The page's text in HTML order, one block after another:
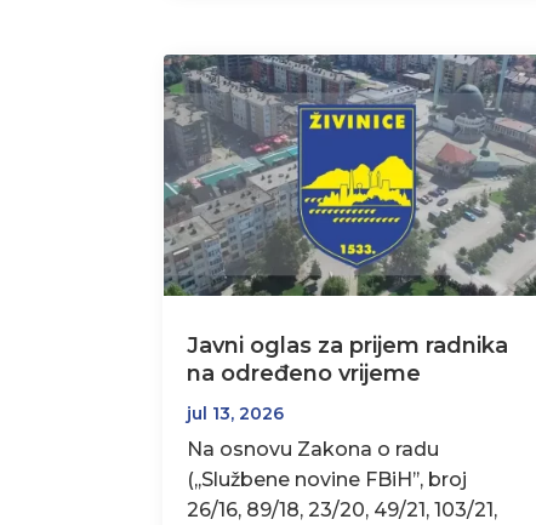
Javni oglas za prijem radnika
na određeno vrijeme
jul 13, 2026
Na osnovu Zakona o radu
(,,Službene novine FBiH’’, broj
26/16, 89/18, 23/20, 49/21, 103/21,